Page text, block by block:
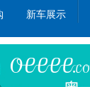
新车展示